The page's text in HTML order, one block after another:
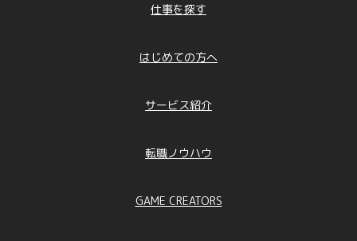
仕事を探す
はじめての方へ
サービス紹介
転職ノウハウ
GAME CREATORS